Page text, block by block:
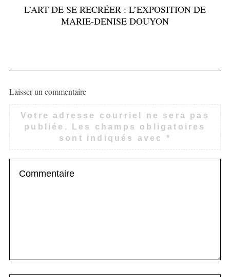
L’ART DE SE RECRÉER : L’EXPOSITION DE
MARIE-DENISE DOUYON
Laisser un commentaire
Votre adresse courriel ne sera pas
publiée.
Les champs obligatoires
sont indiqués avec *